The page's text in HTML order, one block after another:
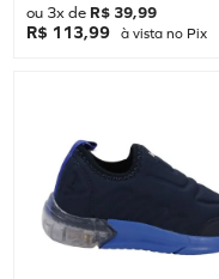
ou 3x de R$ 39,99
R$ 113,99 à vista no Pix